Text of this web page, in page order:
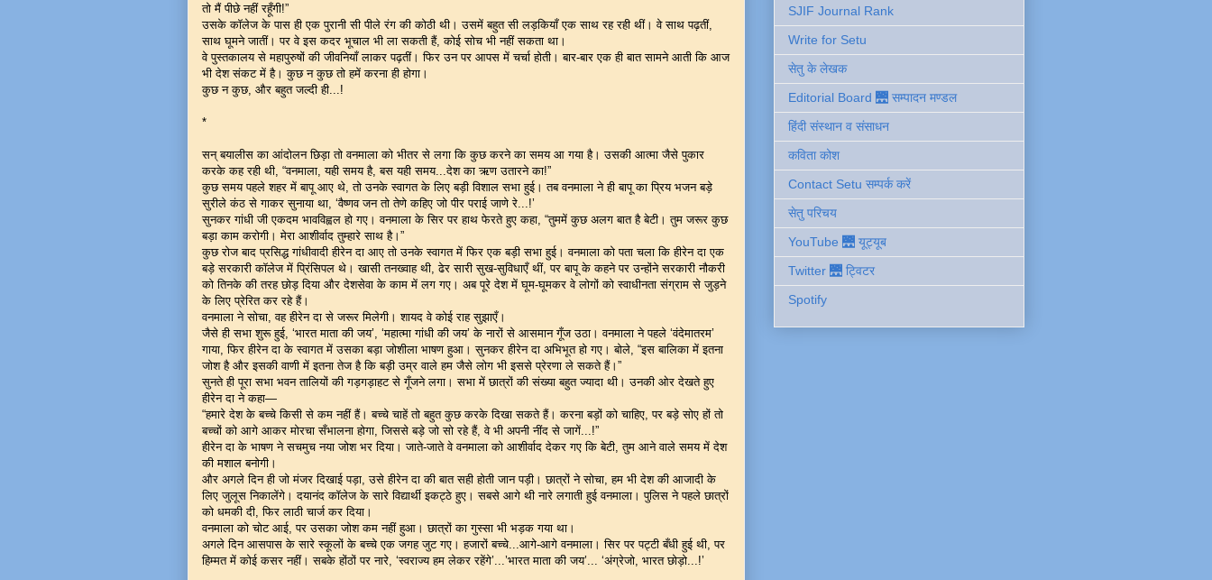
तो मैं पीछे नहीं रहूँगी!”
उसके कॉलेज के पास ही एक पुरानी सी पीले रंग की कोठी थी। उसमें बहुत सी लड़कियाँ एक साथ रह रही थीं। वे साथ पढ़तीं,
साथ घूमने जातीं। पर वे इस कदर भूचाल भी ला सकती हैं, कोई सोच भी नहीं सकता था।
वे पुस्तकालय से महापुरुषों की जीवनियाँ लाकर पढ़तीं। फिर उन पर आपस में चर्चा होती। बार-बार एक ही बात सामने आती कि आज
भी देश संकट में है। कुछ न कुछ तो हमें करना ही होगा।
कुछ न कुछ, और बहुत जल्दी ही...!
*
सन् बयालीस का आंदोलन छिड़ा तो वनमाला को भीतर से लगा कि कुछ करने का समय आ गया है। उसकी आत्मा जैसे पुकार
करके कह रही थी, “वनमाला, यही समय है, बस यही समय...देश का ऋण उतारने का!”
कुछ समय पहले शहर में बापू आए थे, तो उनके स्वागत के लिए बड़ी विशाल सभा हुई। तब वनमाला ने ही बापू का प्रिय भजन बड़े
सुरीले कंठ से गाकर सुनाया था, ‘वैष्णव जन तो तेणे कहिए जो पीर पराई जाणे रे...!’
सुनकर गांधी जी एकदम भावविह्वल हो गए। वनमाला के सिर पर हाथ फेरते हुए कहा, “तुममें कुछ अलग बात है बेटी। तुम जरूर कुछ
बड़ा काम करोगी। मेरा आशीर्वाद तुम्हारे साथ है।”
कुछ रोज बाद प्रसिद्ध गांधीवादी हीरेन दा आए तो उनके स्वागत में फिर एक बड़ी सभा हुई। वनमाला को पता चला कि हीरेन दा एक
बड़े सरकारी कॉलेज में प्रिंसिपल थे। खासी तनख्वाह थी, ढेर सारी सुख-सुविधाएँ थीं, पर बापू के कहने पर उन्होंने सरकारी नौकरी
को तिनके की तरह छोड़ दिया और देशसेवा के काम में लग गए। अब पूरे देश में घूम-घूमकर वे लोगों को स्वाधीनता संग्राम से जुड़ने
के लिए प्रेरित कर रहे हैं।
वनमाला ने सोचा, वह हीरेन दा से जरूर मिलेगी। शायद वे कोई राह सुझाएँ।
जैसे ही सभा शुरू हुई, ‘भारत माता की जय’, ‘महात्मा गांधी की जय’ के नारों से आसमान गूँज उठा। वनमाला ने पहले ‘वंदेमातरम’
गाया, फिर हीरेन दा के स्वागत में उसका बड़ा जोशीला भाषण हुआ। सुनकर हीरेन दा अभिभूत हो गए। बोले, “इस बालिका में इतना
जोश है और इसकी वाणी में इतना तेज है कि बड़ी उम्र वाले हम जैसे लोग भी इससे प्रेरणा ले सकते हैं।”
सुनते ही पूरा सभा भवन तालियों की गड़गड़ाहट से गूँजने लगा। सभा में छात्रों की संख्या बहुत ज्यादा थी। उनकी ओर देखते हुए
हीरेन दा ने कहा—
“हमारे देश के बच्चे किसी से कम नहीं हैं। बच्चे चाहें तो बहुत कुछ करके दिखा सकते हैं। करना बड़ों को चाहिए, पर बड़े सोए हों तो
बच्चों को आगे आकर मोरचा सँभालना होगा, जिससे बड़े जो सो रहे हैं, वे भी अपनी नींद से जागें...!”
हीरेन दा के भाषण ने सचमुच नया जोश भर दिया। जाते-जाते वे वनमाला को आशीर्वाद देकर गए कि बेटी, तुम आने वाले समय में देश
की मशाल बनोगी।
और अगले दिन ही जो मंजर दिखाई पड़ा, उसे हीरेन दा की बात सही होती जान पड़ी। छात्रों ने सोचा, हम भी देश की आजादी के
लिए जुलूस निकालेंगे। दयानंद कॉलेज के सारे विद्यार्थी इकट्ठे हुए। सबसे आगे थी नारे लगाती हुई वनमाला। पुलिस ने पहले छात्रों
को धमकी दी, फिर लाठी चार्ज कर दिया।
वनमाला को चोट आई, पर उसका जोश कम नहीं हुआ। छात्रों का गुस्सा भी भड़क गया था।
अगले दिन आसपास के सारे स्कूलों के बच्चे एक जगह जुट गए। हजारों बच्चे...आगे-आगे वनमाला। सिर पर पट्टी बँधी हुई थी, पर
हिम्मत में कोई कसर नहीं। सबके होंठों पर नारे, ‘स्वराज्य हम लेकर रहेंगे’...’भारत माता की जय’... ‘अंग्रेजो, भारत छोड़ो...!’
SJIF Journal Rank
Write for Setu
सेतु के लेखक
Editorial Board 🌉 सम्पादन मण्डल
हिंदी संस्थान व संसाधन
कविता कोश
Contact Setu सम्पर्क करें
सेतु परिचय
YouTube 🌉 यूट्यूब
Twitter 🌉 ट्विटर
Spotify